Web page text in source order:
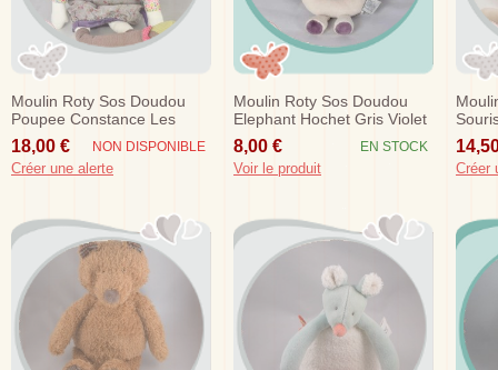
Moulin Roty Sos Doudou
Poupee Constance Les
Parisiennes Robe Fleurs
Prune
18,00 € NON DISPONIBLE
Créer une alerte
Moulin Roty Sos Doudou
Elephant Hochet Gris Violet
8,00 € EN STOCK
Voir le produit Créer